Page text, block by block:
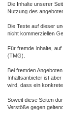
Die Inhalte unserer
Nutzung des
Die Texte auf dieser
nicht kommerziellen
Für fremde Inhalte,
(TMG).
Bei fremden
Inhaltsanbieter ist
wird, dass ein
Soweit diese Seiten
Verstöße gegen